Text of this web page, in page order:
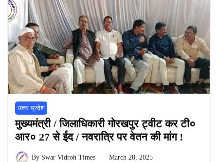
उत्तर प्रदेश
मुख्यमंत्री / जिलाधिकारी गोरखपुर ट्वीट कर टी०
आर० 27 से ईद / नवरात्रि पर वेतन की मांग !
By Swar Vidroh Times March 28, 2025